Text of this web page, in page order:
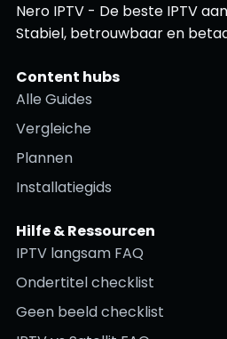
Nero IPTV - De beste IPTV
Stabiel, betrouwbaar en
Content hubs
Alle Guides
Vergleiche
Plannen
Installatiegids
Hilfe & Ressourcen
IPTV langsam FAQ
Ondertitel checklist
Geen beeld checklist